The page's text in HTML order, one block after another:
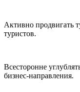
Активно продвигать
туристов.
Всесторонне
бизнес-направления.